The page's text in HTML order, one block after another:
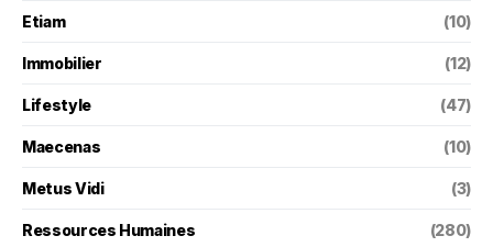
Etiam (10)
Immobilier (12)
Lifestyle (47)
Maecenas (10)
Metus Vidi (3)
Ressources Humaines (280)